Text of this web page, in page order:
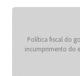
Política fiscal do
incumprimento do